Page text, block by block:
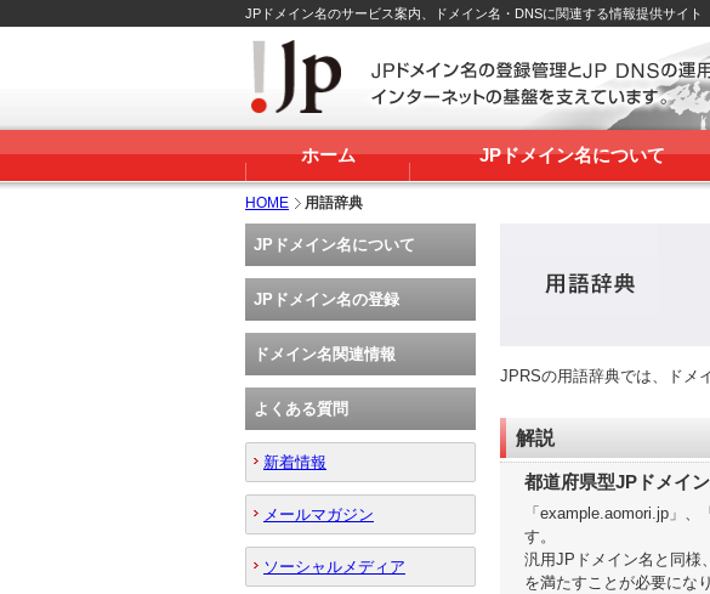
JPドメイン名のサービス案内、ドメイン名・DNSに関連する情報提供サイト
ホーム JPドメイン名について
HOME 用語辞典
JPRSの用語辞典では、ドメ
解説
都道府県型JPドメイ
「example.aomori.jp」
す。
汎用JPドメイン名と同様
を満たすことが必要にな
JPドメイン名について
JPドメイン名の登録
ドメイン名関連情報
よくある質問
新着情報
メールマガジン
ソーシャルメディア